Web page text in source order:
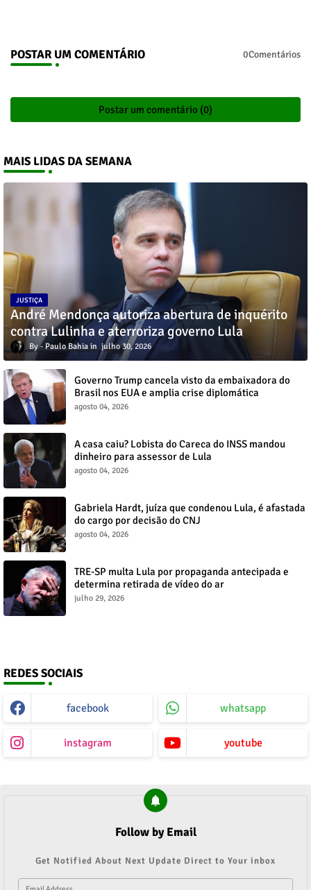
POSTAR UM COMENTÁRIO 0Comentários
Postar um comentário (0)
MAIS LIDAS DA SEMANA
JUSTIÇA
André Mendonça autoriza abertura de inquérito
contra Lulinha e aterroriza governo Lula
Paulo Bahia julho 30, 2026
Governo Trump cancela visto da embaixadora do
Brasil nos EUA e amplia crise diplomática
agosto 04, 2026
A casa caiu? Lobista do Careca do INSS mandou
dinheiro para assessor de Lula
agosto 04, 2026
Gabriela Hardt, juíza que condenou Lula, é afastada
do cargo por decisão do CNJ
agosto 04, 2026
TRE-SP multa Lula por propaganda antecipada e
determina retirada de vídeo do ar
julho 29, 2026
REDES SOCIAIS
facebook whatsapp
instagram youtube
Follow by Email
Get Notified About Next Update Direct to Your inbox